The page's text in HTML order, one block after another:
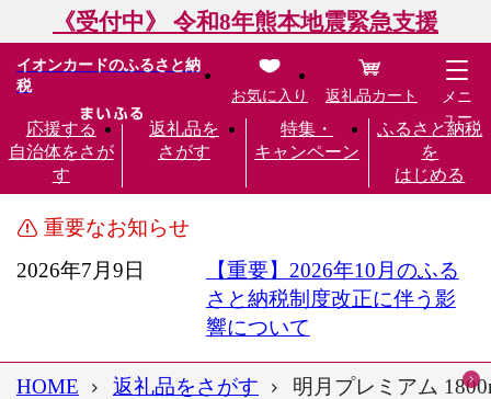
《受付中》 令和8年熊本地震緊急支援
イオンカードのふるさと納
税
応援する
自治体をさが
す
返礼品を
さがす
特集・
キャンペーン
ふるさと納税
を
はじめる
お気に入り 返礼品カート
メニ
ュー
重要なお知らせ
2026年7月9日
【重要】2026年10月のふる
さと納税制度改正に伴う影
響について
HOME 返礼品をさがす 明月プレミアム